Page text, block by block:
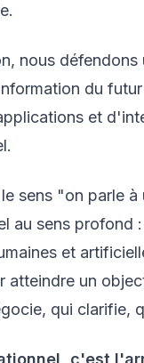
nous défendons
du
et
sens "on parle
au sens profond
et
atteindre un
qui clarifie,
c'est